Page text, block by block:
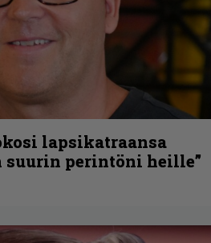
lapsikatraansa
suurin perintöni heille”